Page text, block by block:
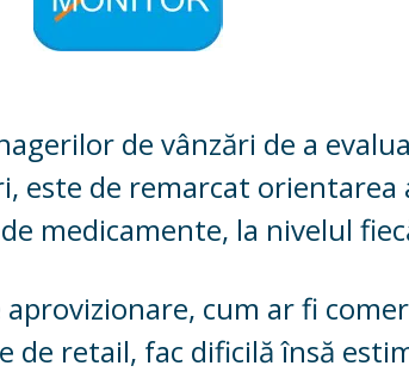
de vânzări de a
este de remarcat orientarea
medicamente, la nivelul
cum ar fi
retail, fac dificilă însă